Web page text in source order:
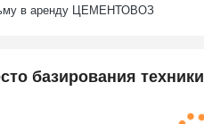
в аренду ЦЕМЕНТОВОЗ
базирования техники